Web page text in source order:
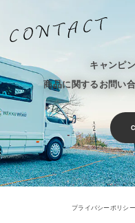
キャンピ
商品に関するお問い
プライバシーポリシー